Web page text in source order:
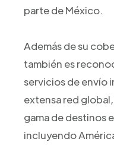
parte de México.
Además de su
también es
servicios de envío
extensa red
gama de destinos
incluyendo